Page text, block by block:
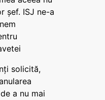
șef. ISJ ne-a
solicită,
a nu mai